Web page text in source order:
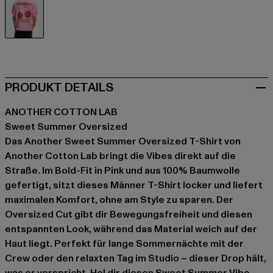
PRODUKT DETAILS
ANOTHER COTTON LAB
Sweet Summer Oversized
Das Another Sweet Summer Oversized T-Shirt von
Another Cotton Lab bringt die Vibes direkt auf die
Straße. Im Bold-Fit in Pink und aus 100% Baumwolle
gefertigt, sitzt dieses Männer T-Shirt locker und liefert
maximalen Komfort, ohne am Style zu sparen. Der
Oversized Cut gibt dir Bewegungsfreiheit und diesen
entspannten Look, während das Material weich auf der
Haut liegt. Perfekt für lange Sommernächte mit der
Crew oder den relaxten Tag im Studio – dieser Drop hält,